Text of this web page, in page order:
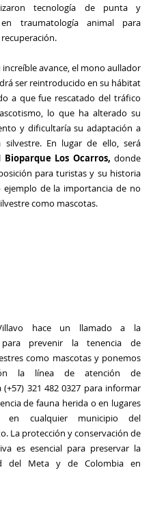
tecnología de punta y
en traumatología animal para
increíble avance, el mono aullador
ser reintroducido en su hábitat
a que fue rescatado del tráfico
lo que ha alterado su
y dificultaría su adaptación a
silvestre. En lugar de ello, será
Bioparque Los Ocarros, donde
para turistas y su historia
ejemplo de la importancia de no
como mascotas.
hace un llamado a la
para prevenir la tenencia de
como mascotas y ponemos
la línea de atención de
(+57) 321 482 0327 para informar
de fauna herida o en lugares
en cualquier municipio del
La protección y conservación de
es esencial para preservar la
del Meta y de Colombia en